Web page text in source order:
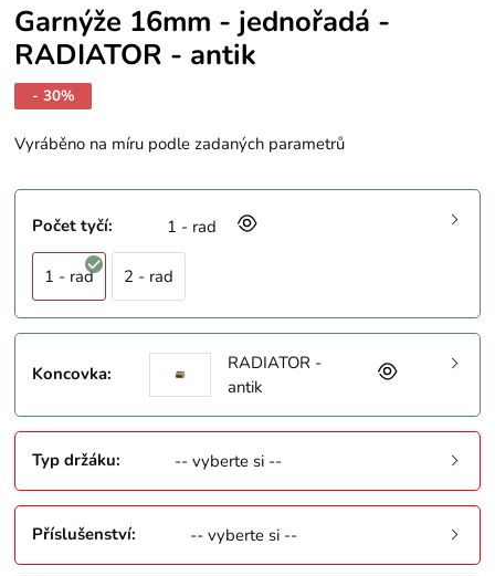
Garnýže 16mm - jednořadá -
RADIATOR - antik
- 30%
Vyráběno na míru podle zadaných parametrů
Počet tyčí: 1 - rad
1 - rad 2 - rad
Koncovka:
RADIATOR -
antik
Typ držáku: -- vyberte si --
Příslušenství: -- vyberte si --